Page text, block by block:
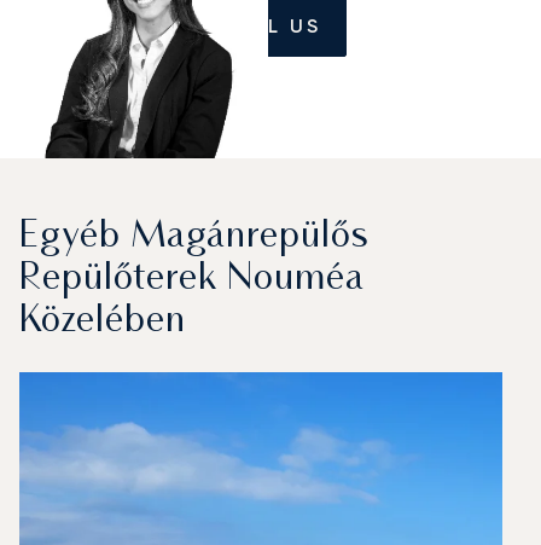
CALL US
Egyéb Magánrepülős
Repülőterek Nouméa
Közelében